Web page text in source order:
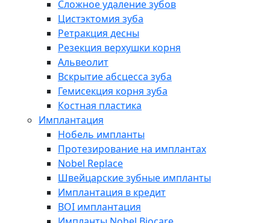
Сложное удаление зубов
Цистэктомия зуба
Ретракция десны
Резекция верхушки корня
Альвеолит
Вскрытие абсцесса зуба
Гемисекция корня зуба
Костная пластика
Имплантация
Нобель импланты
Протезирование на имплантах
Nobel Replace
Швейцарские зубные импланты
Имплантация в кредит
BOI имплантация